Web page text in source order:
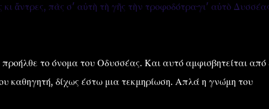
ἄντρες, πὰς σ' αὐτὴ τὴ γῆς τὴν τροφοδότρα·γι' αὐτὸ
το όνομα του Οδυσσέας. Και αυτό αμφισβητείται από
καθηγητή, δίχως έστω μια τεκμηρίωση. Απλά η γνώμη του